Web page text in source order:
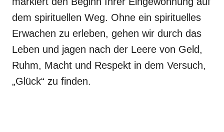
dem spirituellen Weg. Ohne ein spirituelles
Erwachen zu erleben, gehen wir durch das
Leben und jagen nach der Leere von Geld,
Ruhm, Macht und Respekt in dem Versuch,
„Glück“ zu finden.